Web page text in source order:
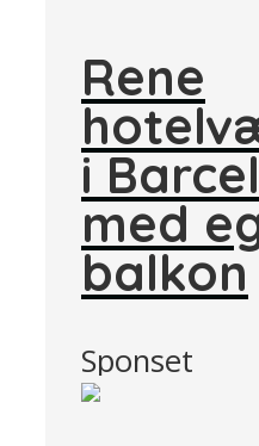
Rene
i
med
balkon
Sponset